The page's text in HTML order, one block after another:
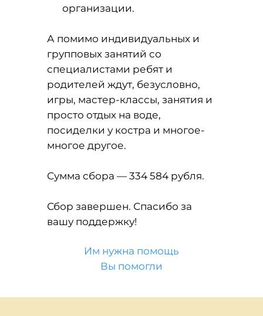
организации.
А помимо индивидуальных и
групповых занятий со
специалистами ребят и
родителей ждут, безусловно,
игры, мастер-классы, занятия и
просто отдых на воде,
посиделки у костра и многое-
многое другое.
Сумма сбора — 334 584 рубля.
Сбор завершен. Спасибо за
вашу поддержку!
Им нужна помощь
Вы помогли